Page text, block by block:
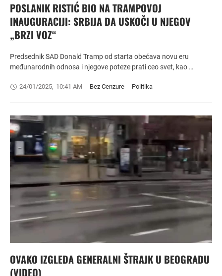
POSLANIK RISTIĆ BIO NA TRAMPOVOJ
INAUGURACIJI: SRBIJA DA USKOČI U NJEGOV
„BRZI VOZ“
Predsednik SAD Donald Tramp od starta obećava novu eru
međunarodnih odnosa i njegove poteze prati ceo svet, kao …
24/01/2025, 10:41 AM Bez Cenzure Politika
OVAKO IZGLEDA GENERALNI ŠTRAJK U BEOGRADU
(VIDEO)